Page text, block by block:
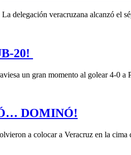
La delegación veracruzana alcanzó el
20!
un gran momento al golear 4-0 a
DOMINÓ!
a colocar a Veracruz en la